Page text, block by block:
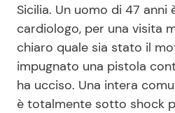
News benessere
Salute
Viaggi e Turismo
Sicilia. Un uomo di 47 anni
cardiologo, per una visita
chiaro quale sia stato il
impugnato una pistola
ha ucciso. Una intera
è totalmente sotto shock